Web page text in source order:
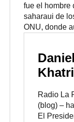
fue el hombre
saharaui de
ONU, donde
Radio La
(blog) –
El